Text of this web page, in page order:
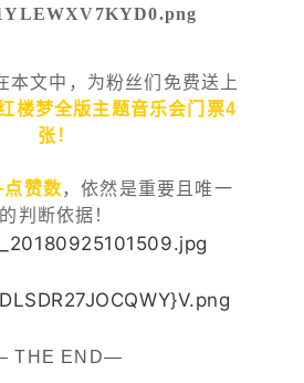
本文中，为粉丝们免费送上
楼梦全版主题音乐会门票4
张！
点赞数 ，依然是重要且唯一
的判断依据！
THE END—